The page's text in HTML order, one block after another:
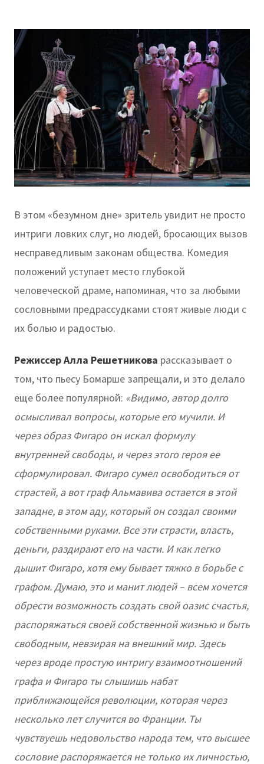
В этом «безумном дне» зритель увидит не просто
интриги ловких слуг, но людей, бросающих вызов
несправедливым законам общества. Комедия
положений уступает место глубокой
человеческой драме, напоминая, что за любыми
сословными предрассудками стоят живые люди с
их болью и радостью.
Режиссер Алла Решетникова рассказывает о
том, что пьесу Бомарше запрещали, и это делало
еще более популярной: «Видимо, автор долго
осмысливал вопросы, которые его мучили. И
через образ Фигаро он искал формулу
внутренней свободы, и через этого героя ее
сформулировал. Фигаро сумел освободиться от
страстей, а вот граф Альмавива остается в этой
западне, в этом аду, который он создал своими
собственными руками. Все эти страсти, власть,
деньги, раздирают его на части. И как легко
дышит Фигаро, хотя ему бывает тяжко в борьбе с
графом. Думаю, это и манит людей – всем хочется
обрести возможность создать свой оазис счастья,
распоряжаться своей собственной жизнью и быть
свободным, невзирая на внешний мир. Здесь
через вроде простую интригу взаимоотношений
графа и Фигаро ты слышишь набат
приближающейся революции, которая через
несколько лет случится во Франции. Ты
чувствуешь недовольство народа тем, что высшее
сословие распоряжается не только их личностью,